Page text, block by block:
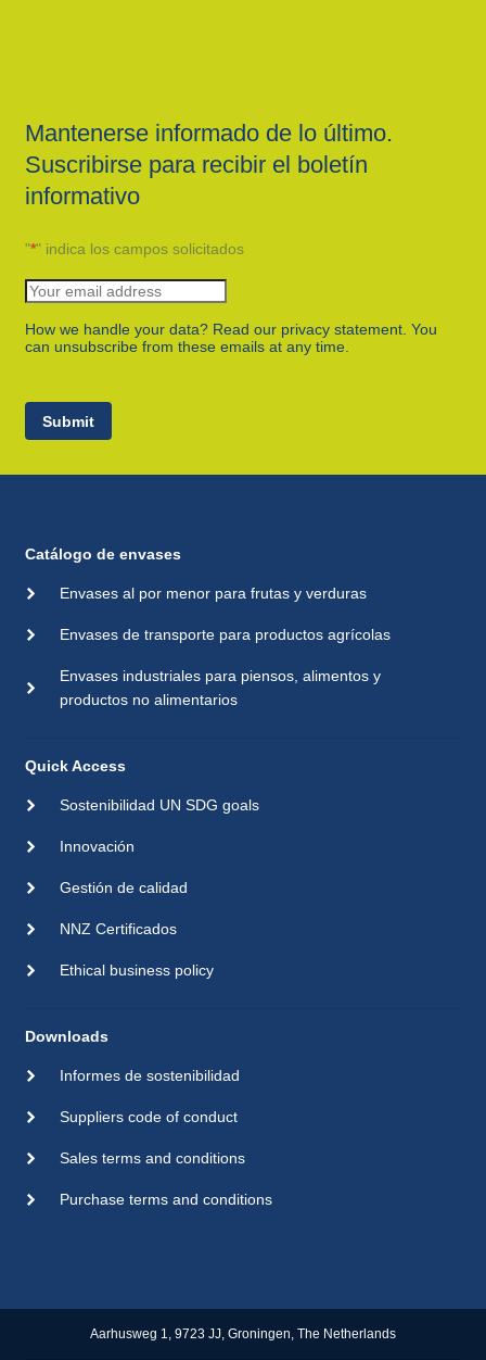
Mantenerse informado de lo último.
Suscribirse para recibir el boletín
informativo
"*" indica los campos solicitados
How we handle your data? Read our privacy statement. You
can unsubscribe from these emails at any time.
Submit
Catálogo de envases
Envases al por menor para frutas y verduras
Envases de transporte para productos agrícolas
Envases industriales para piensos, alimentos y
productos no alimentarios
Quick Access
Sostenibilidad UN SDG goals
Innovación
Gestión de calidad
NNZ Certificados
Ethical business policy
Downloads
Informes de sostenibilidad
Suppliers code of conduct
Sales terms and conditions
Purchase terms and conditions
Aarhusweg 1, 9723 JJ, Groningen, The Netherlands